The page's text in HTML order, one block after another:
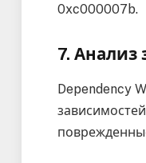
0xc000007b.
7. Анализ
Dependency